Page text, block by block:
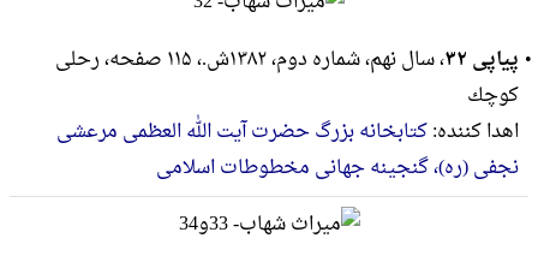
پیاپی ۳۲
، سال نهم، شماره دوم، ۱۳۸۲ش.، ۱۱۵ صفحه، رحلى
كوچك
اهدا کننده:کتابخانه بزرگ حضرت آیت الله العظمی مرعشی
نجفی (ره)، گنجینه جهانی مخطوطات اسلامی